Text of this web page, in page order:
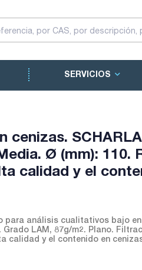
SERVICIOS
Ø (mm): 110.
calidad y el
para análisis cualitativos bajo
LAM, 87g/m2. Plano.
calidad y el contenido en